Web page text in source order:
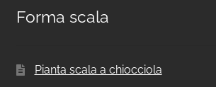
Forma scala
Pianta scala a chiocciola